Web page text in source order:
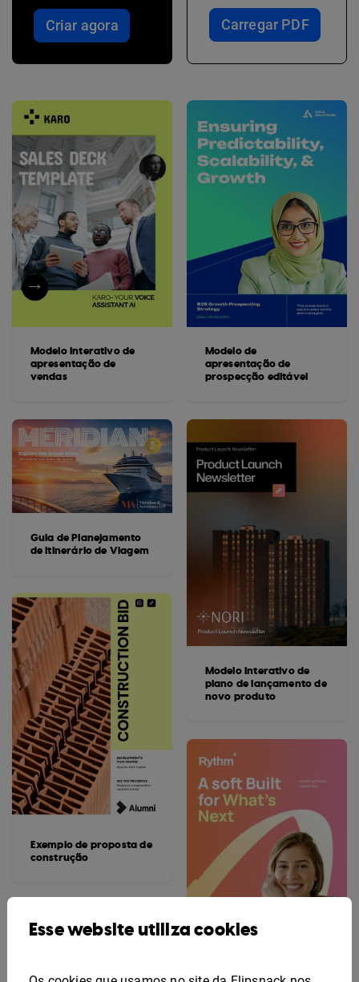
Criar agora Carregar PDF
Modelo interativo de
apresentação de
vendas
Guia de Planejamento
de Itinerário de Viagem
Exemplo de proposta de
construção
Modelo de
apresentação de
prospecção editável
Modelo interativo de
plano de lançamento de
novo produto
Esse website utiliza cookies